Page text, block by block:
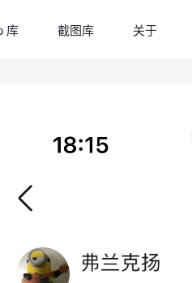
库 截图库 关于